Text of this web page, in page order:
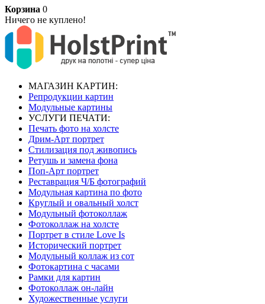
Корзина 0
Ничего не куплено!
МАГАЗИН КАРТИН:
Репродукции картин
Модульные картины
УСЛУГИ ПЕЧАТИ:
Печать фото на холсте
Дрим-Арт портрет
Стилизация под живопись
Ретушь и замена фона
Поп-Арт портрет
Реставрация Ч/Б фотографий
Модульная картина по фото
Круглый и овальный холст
Модульный фотоколлаж
Фотоколлаж на холсте
Портрет в стиле Love Is
Исторический портрет
Модульный коллаж из сот
Фотокартина с часами
Рамки для картин
Фотоколлаж он-лайн
Художественные услуги